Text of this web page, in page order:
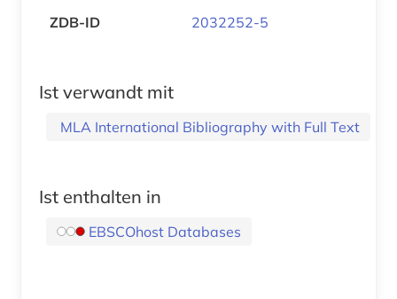
ZDB-ID 2032252-5
Ist verwandt mit
MLA International Bibliography with Full Text
Ist enthalten in
EBSCOhost Databases